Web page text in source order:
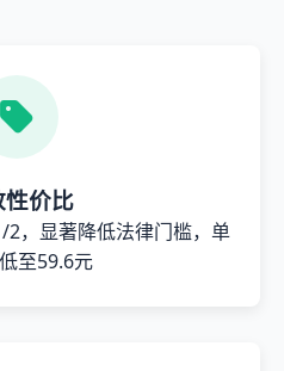
价比
，显著降低法律门槛，单
至59.6元